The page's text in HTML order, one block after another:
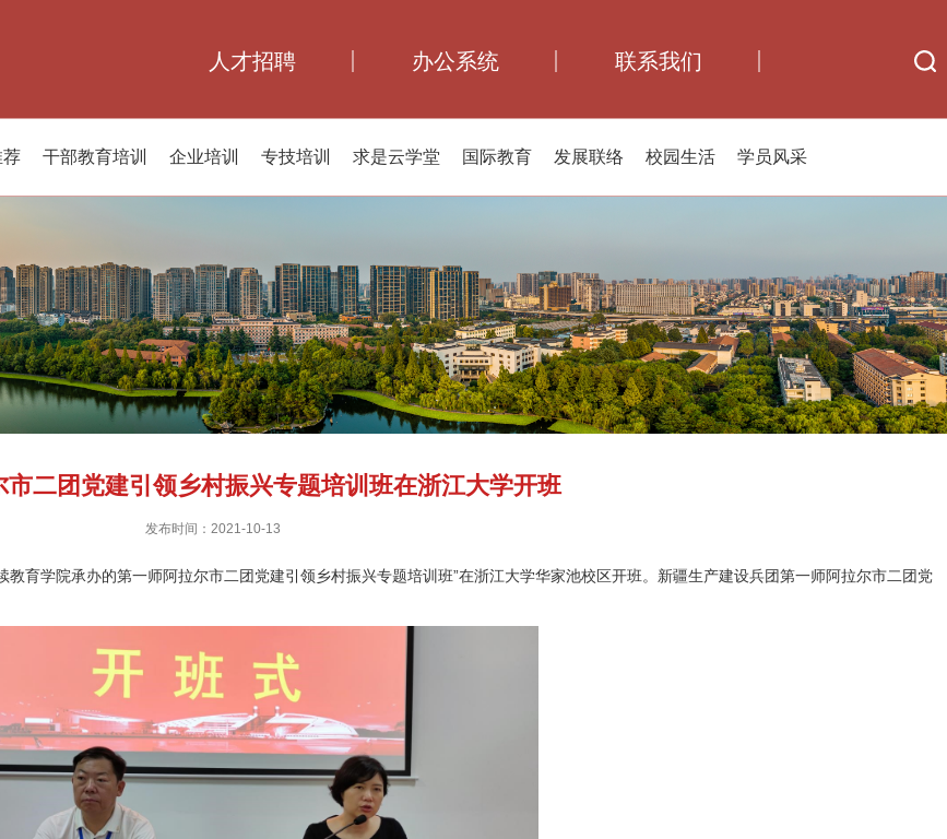
人才招聘 办公系统 联系我们
荐 干部教育培训 企业培训 专技培训 求是云学堂 国际教育 发展联络 校园生活 学员风采
市二团党建引领乡村振兴专题培训班在浙江大学开班
发布时间：2021-10-13
育学院承办的第一师阿拉尔市二团党建引领乡村振兴专题培训班”在浙江⼤学华家池校区开班。新疆生产建设兵团第一师阿拉尔市二团党